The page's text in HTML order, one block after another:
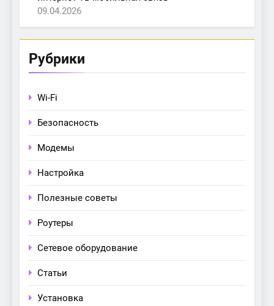
09.04.2026
Рубрики
Wi-Fi
Безопасность
Модемы
Настройка
Полезные советы
Роутеры
Сетевое оборудование
Статьи
Установка